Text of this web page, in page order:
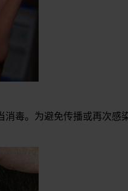
毒。为避免传播或再次感